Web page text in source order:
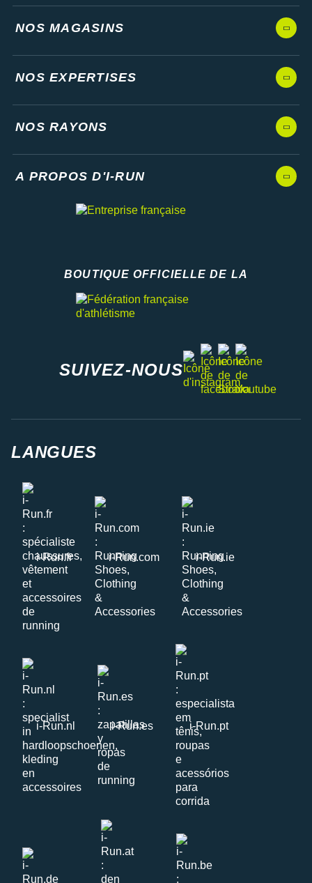
NOS MAGASINS
NOS EXPERTISES
NOS RAYONS
A PROPOS D'I-RUN
BOUTIQUE OFFICIELLE DE LA
SUIVEZ-NOUS
instagram
facebook
stravayoutube
LANGUES
i-Run.fr i-Run.com i-Run.ie
i-Run.nl i-Run.es i-Run.pt